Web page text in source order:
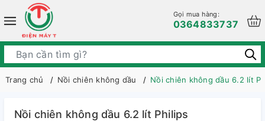
Gọi mua hàng:
0364833737
Trang chủ Nồi chiên không dầu Nồi chiên không dầu 6.2 lít
Nồi chiên không dầu 6.2 lít Philips